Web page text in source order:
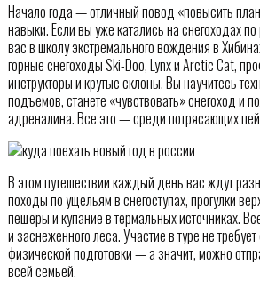
Начало года — отличный повод «повысить
навыки. Если вы уже катались на снегоходах
вас в школу экстремального вождения в
горные снегоходы Ski-Doo, Lynx и Arctic Cat,
инструкторы и крутые склоны. Вы научитесь
подъемов, станете «чувствовать» снегоход и
адреналина. Все это — среди потрясающих
В этом путешествии каждый день вас ждут
походы по ущельям в снегоступах, прогулки
пещеры и купание в термальных источниках.
и заснеженного леса. Участие в туре не
физической подготовки — а значит, можно
всей семьей.